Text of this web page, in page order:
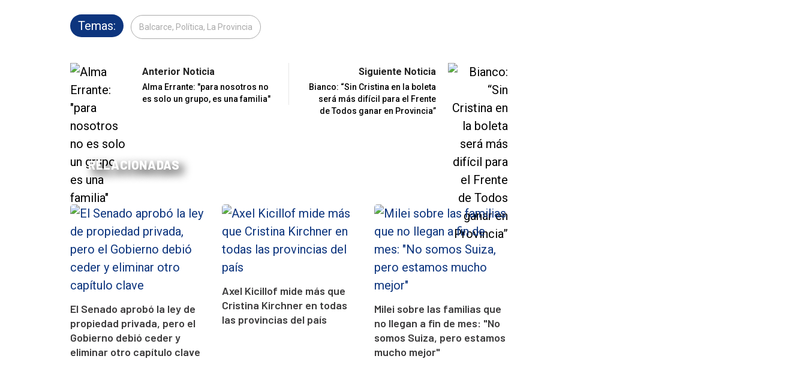
Temas: Balcarce, Política, La Provincia
Anterior Noticia
Alma Errante: "para nosotros no
es solo un grupo, es una familia"
Siguiente Noticia
Bianco: “Sin Cristina en la boleta
será más difícil para el Frente
de Todos ganar en Provincia”
RELACIONADAS
El Senado aprobó la ley de
propiedad privada, pero el
Gobierno debió ceder y
eliminar otro capítulo clave
Axel Kicillof mide más que
Cristina Kirchner en todas
las provincias del país
Milei sobre las familias que
no llegan a fin de mes: "No
somos Suiza, pero estamos
mucho mejor"